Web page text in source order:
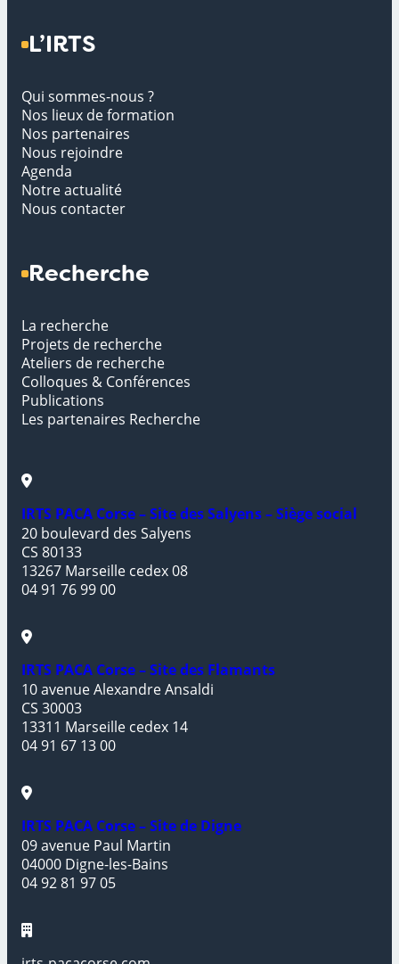
L’IRTS
Qui sommes-nous ?
Nos lieux de formation
Nos partenaires
Nous rejoindre
Agenda
Notre actualité
Nous contacter
Recherche
La recherche
Projets de recherche
Ateliers de recherche
Colloques & Conférences
Publications
Les partenaires Recherche
IRTS PACA Corse – Site des Salyens – Siège social
20 boulevard des Salyens
CS 80133
13267 Marseille cedex 08
04 91 76 99 00
IRTS PACA Corse – Site des Flamants
10 avenue Alexandre Ansaldi
CS 30003
13311 Marseille cedex 14
04 91 67 13 00
IRTS PACA Corse – Site de Digne
09 avenue Paul Martin
04000 Digne-les-Bains
04 92 81 97 05